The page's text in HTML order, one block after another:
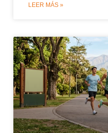
LEER MÁS »